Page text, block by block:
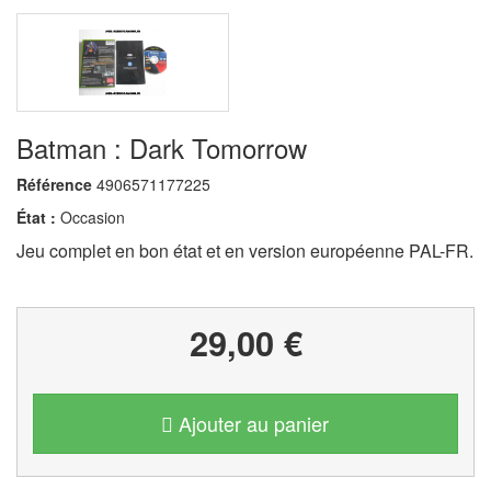
Batman : Dark Tomorrow
Référence 4906571177225
État : Occasion
Jeu complet en bon état et en version européenne PAL-FR.
29,00 €
Ajouter au panier